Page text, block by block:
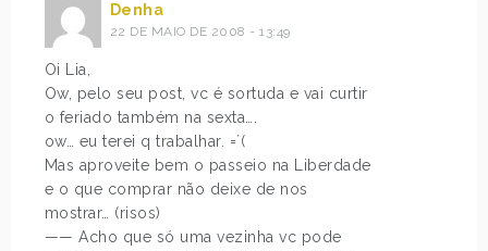
Denha
22 DE MAIO DE 2008 - 13:49
Oi Lia,
Ow, pelo seu post, vc é sortuda e vai curtir
o feriado também na sexta….
ow… eu terei q trabalhar. =´(
Mas aproveite bem o passeio na Liberdade
e o que comprar não deixe de nos
mostrar… (risos)
—— Acho que só uma vezinha vc pode